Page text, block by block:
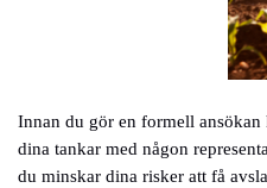
Innan du gör en formell ansökan
dina tankar med någon
du minskar dina risker att få